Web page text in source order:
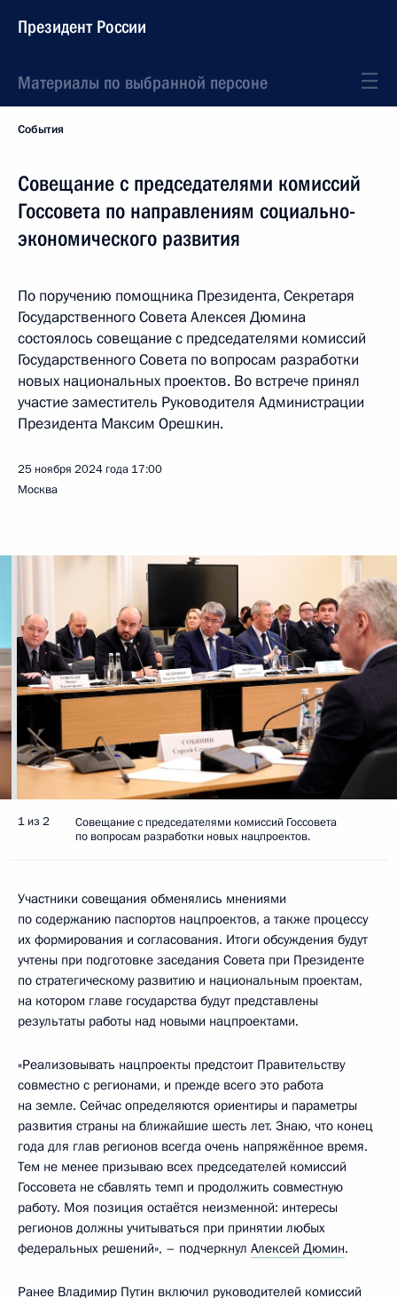
Президент России
Материалы по выбранной персоне
События
Совещание с председателями комиссий
Госсовета по направлениям социально-
экономического развития
По поручению помощника Президента, Секретаря
Государственного Совета Алексея Дюмина
состоялось совещание с председателями комиссий
Государственного Совета по вопросам разработки
новых национальных проектов. Во встрече принял
участие заместитель Руководителя Администрации
Президента Максим Орешкин.
25 ноября 2024 года 17:00
Москва
1 из 2
Совещание с председателями комиссий Госсовета
по вопросам разработки новых нацпроектов.
Участники совещания обменялись мнениями
по содержанию паспортов нацпроектов, а также процессу
их формирования и согласования. Итоги обсуждения будут
учтены при подготовке заседания Совета при Президенте
по стратегическому развитию и национальным проектам,
на котором главе государства будут представлены
результаты работы над новыми нацпроектами.
«Реализовывать нацпроекты предстоит Правительству
совместно с регионами, и прежде всего это работа
на земле. Сейчас определяются ориентиры и параметры
развития страны на ближайшие шесть лет. Знаю, что конец
года для глав регионов всегда очень напряжённое время.
Тем не менее призываю всех председателей комиссий
Госсовета не сбавлять темп и продолжить совместную
работу. Моя позиция остаётся неизменной: интересы
регионов должны учитываться при принятии любых
федеральных решений», – подчеркнул Алексей Дюмин.
Ранее Владимир Путин включил руководителей комиссий